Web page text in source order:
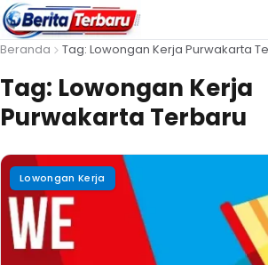
Beranda Tag: Lowongan Kerja Purwakarta
Tag: Lowongan Kerja
Purwakarta Terbaru
Lowongan Kerja